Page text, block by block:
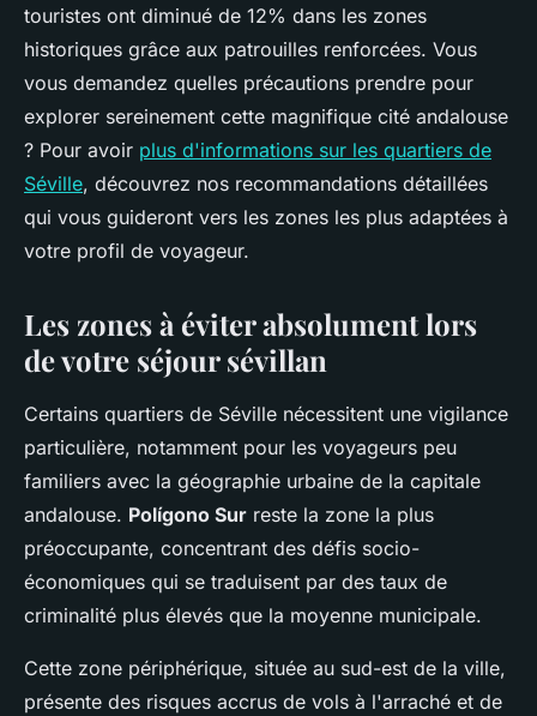
touristes ont diminué de 12% dans les zones
historiques grâce aux patrouilles renforcées. Vous
vous demandez quelles précautions prendre pour
explorer sereinement cette magnifique cité andalouse
? Pour avoir plus d'informations sur les quartiers de
Séville, découvrez nos recommandations détaillées
qui vous guideront vers les zones les plus adaptées à
votre profil de voyageur.
Les zones à éviter absolument lors
de votre séjour sévillan
Certains quartiers de Séville nécessitent une vigilance
particulière, notamment pour les voyageurs peu
familiers avec la géographie urbaine de la capitale
andalouse. Polígono Sur reste la zone la plus
préoccupante, concentrant des défis socio-
économiques qui se traduisent par des taux de
criminalité plus élevés que la moyenne municipale.
Cette zone périphérique, située au sud-est de la ville,
présente des risques accrus de vols à l'arraché et de